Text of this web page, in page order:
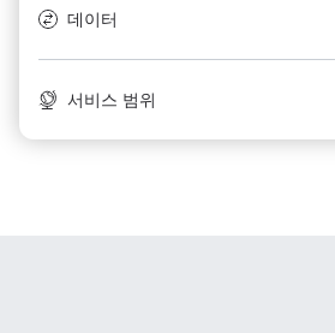
데이터
서비스 범위